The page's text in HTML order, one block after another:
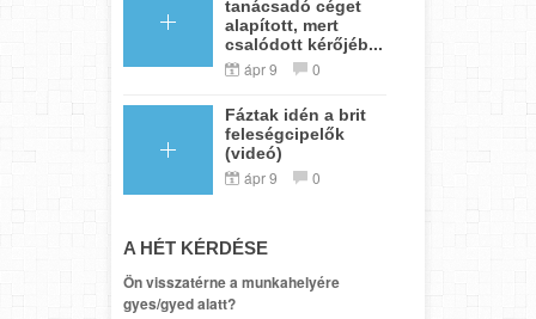
tanácsadó céget
alapított, mert
csalódott kérőjéb...
ápr 9 0
Fáztak idén a brit
feleségcipelők
(videó)
ápr 9 0
A HÉT KÉRDÉSE
Ön visszatérne a munkahelyére
gyes/gyed alatt?